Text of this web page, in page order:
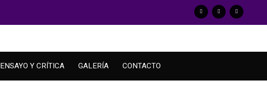
ENSAYO Y CRÍTICA GALERÍA CONTACTO